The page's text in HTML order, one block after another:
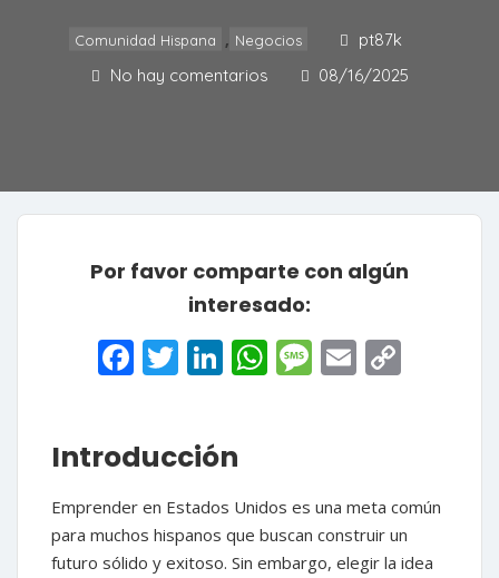
Comunidad Hispana , Negocios
pt87k
No hay comentarios
08/16/2025
Por favor comparte con algún
interesado:
FacebookTwitter LinkedInWhatsAppMessageEmail
Introducción
Emprender en Estados Unidos es una meta común
para muchos hispanos que buscan construir un
futuro sólido y exitoso. Sin embargo, elegir la idea